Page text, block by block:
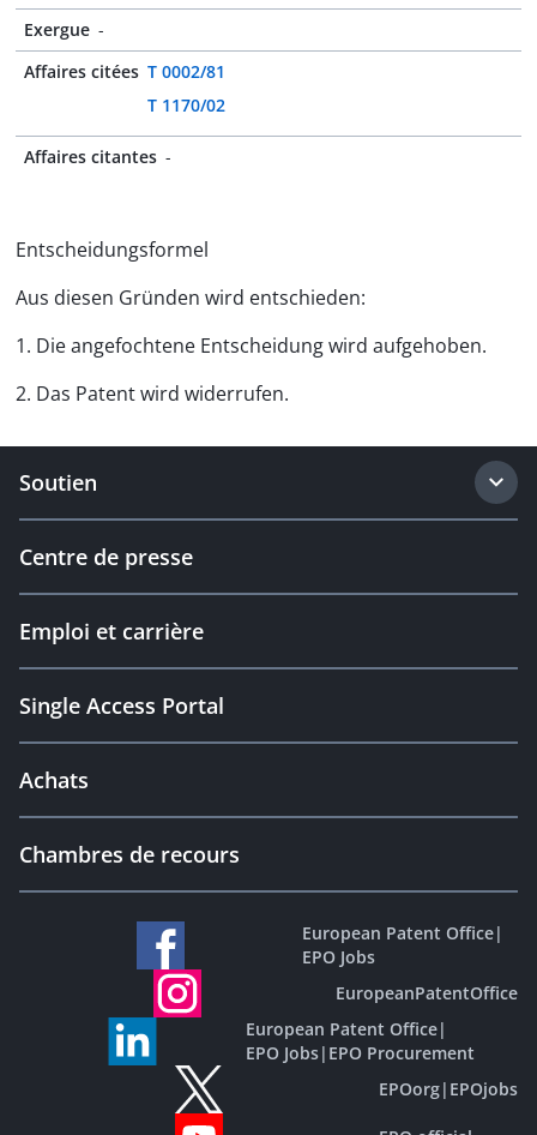
Exergue -
Affaires citées T 0002/81
T 1170/02
Affaires citantes -
Entscheidungsformel
Aus diesen Gründen wird entschieden:
1. Die angefochtene Entscheidung wird aufgehoben.
2. Das Patent wird widerrufen.
Soutien
Centre de presse
Emploi et carrière
Single Access Portal
Achats
Chambres de recours
European Patent Office|
EPO Jobs
EuropeanPatentOffice
European Patent Office|
EPO Jobs| EPO Procurement
EPOorg| EPOjobs